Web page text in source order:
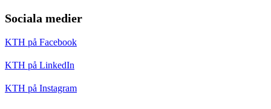
Sociala medier
KTH på Facebook
KTH på LinkedIn
KTH på Instagram